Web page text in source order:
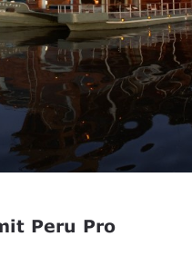
Peru Pro